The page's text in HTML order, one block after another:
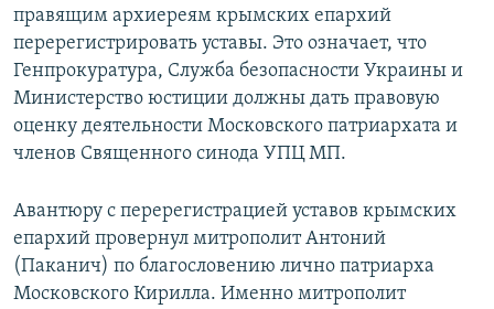
правящим архиереям крымских епархий
перерегистрировать уставы. Это означает, что
Генпрокуратура, Служба безопасности Украины и
Министерство юстиции должны дать правовую
оценку деятельности Московского патриархата и
членов Священного синода УПЦ МП.
Авантюру с перерегистрацией уставов крымских
епархий провернул митрополит Антоний
(Паканич) по благословению лично патриарха
Московского Кирилла. Именно митрополит